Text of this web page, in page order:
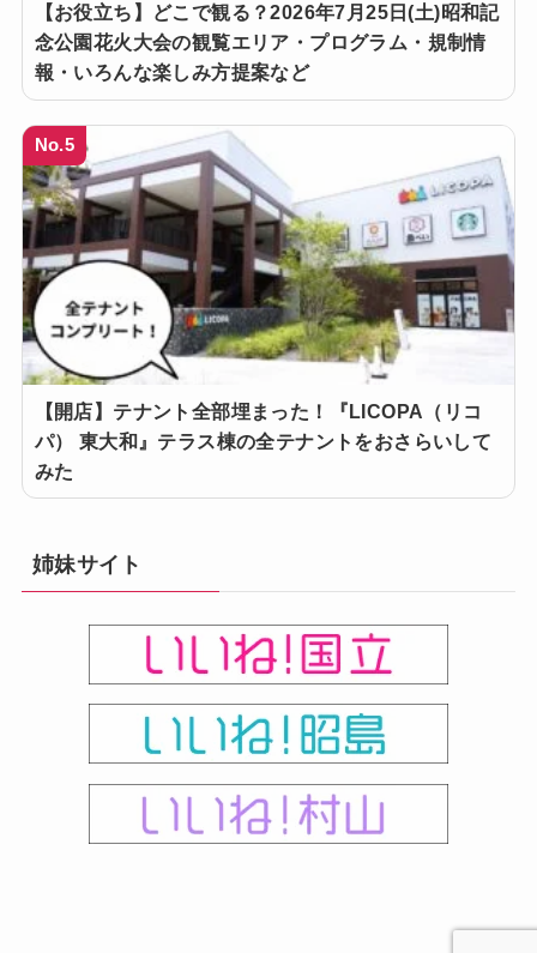
【お役立ち】どこで観る？2026年7月25日(土)昭和記
念公園花火大会の観覧エリア・プログラム・規制情
報・いろんな楽しみ方提案など
No.5
【開店】テナント全部埋まった！『LICOPA（リコ
パ） 東大和』テラス棟の全テナントをおさらいして
みた
姉妹サイト